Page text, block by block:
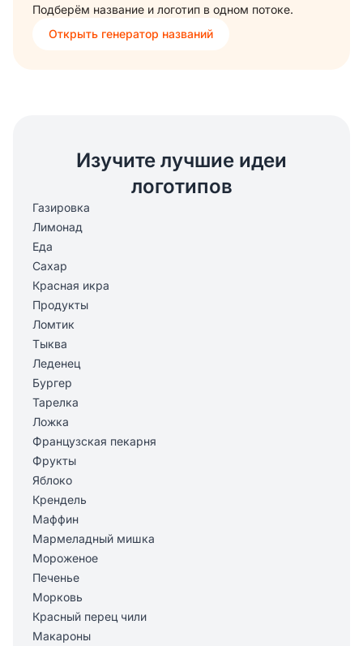
Подберём название и логотип в одном потоке.
Открыть генератор названий
Изучите лучшие идеи
логотипов
Газировка
Лимонад
Еда
Сахар
Красная икра
Продукты
Ломтик
Тыква
Леденец
Бургер
Тарелка
Ложка
Французская пекарня
Фрукты
Яблоко
Крендель
Маффин
Мармеладный мишка
Мороженое
Печенье
Морковь
Красный перец чили
Макароны